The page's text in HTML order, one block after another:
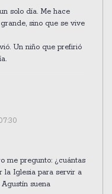
solo día. Me hace
sino que se vive
Un niño que prefirió
me pregunto: ¿cuántas
la Iglesia para servir a
suena